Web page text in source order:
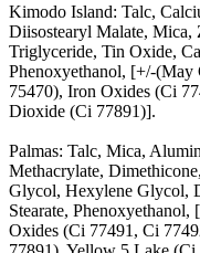
Kimodo Island: Talc,
Diisostearyl Malate, Mica,
Triglyceride, Tin Oxide,
Phenoxyethanol, [+/-(May
75470), Iron Oxides (Ci
Dioxide (Ci 77891)].
Palmas: Talc, Mica,
Methacrylate,
Glycol, Hexylene Glycol,
Stearate,
Oxides (Ci 77491, Ci